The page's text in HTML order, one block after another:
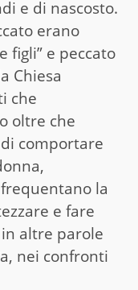
e di nascosto.
erano
figli” e peccato
Chiesa
che
oltre che
comportare
la
e fare
altre parole
nei confronti